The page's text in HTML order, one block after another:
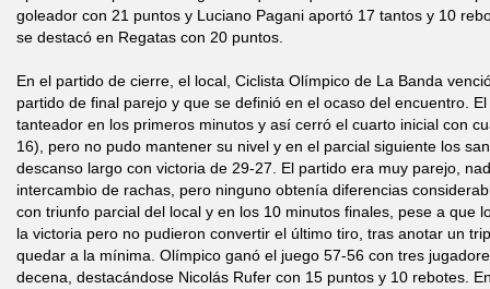
goleador con 21 puntos y Luciano Pagani aportó 17 tantos y 10
se destacó en Regatas con 20 puntos.
En el partido de cierre, el local, Ciclista Olímpico de La Banda
partido de final parejo y que se definió en el ocaso del encuentro.
tanteador en los primeros minutos y así cerró el cuarto inicial con
16), pero no pudo mantener su nivel y en el parcial siguiente los
descanso largo con victoria de 29-27. El partido era muy parejo,
intercambio de rachas, pero ninguno obtenía diferencias
con triunfo parcial del local y en los 10 minutos finales, pese a que
la victoria pero no pudieron convertir el último tiro, tras anotar un
quedar a la mínima. Olímpico ganó el juego 57-56 con tres
decena, destacándose Nicolás Rufer con 15 puntos y 10 rebotes.